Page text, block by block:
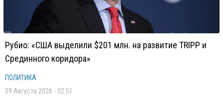
Рубио: «США выделили $201 млн. на развитие TRIPP и
Срединного коридора»
ПОЛИТИКА
09 Августа 2026 - 02:51